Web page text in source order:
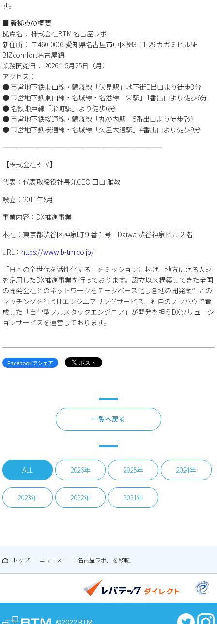
トップ ニュース 「名古屋ラボ」を移転
す。
■ 新拠点の概要
拠点名： 株式会社BTM 名古屋ラボ
新住所： 〒460-0003 愛知県名古屋市中区錦3-11-29 カガミビル5F
BIZcomfort名古屋錦
業務開始日： 2026年5月25日（月）
アクセス：
● 市営地下鉄東山線・鶴舞線「伏見駅」地下街E出口より徒歩3分
● 市営地下鉄東山線・名城線・名港線「栄駅」1番出口より徒歩6分
● 名鉄瀬戸線「栄町駅」より徒歩6分
● 市営地下鉄桜通線・鶴舞線「丸の内駅」5番出口より徒歩7分
● 市営地下鉄桜通線・名城線「久屋大通駅」4番出口より徒歩9分
—————————————————————————————
【株式会社BTM】
代表：代表取締役社長兼CEO 田口 雅教
設立：2011年8月
事業内容：DX推進事業
本社：東京都渋谷区神泉町９番１号 Daiwa 渋谷神泉ビル２階
URL： https://www.b-tm.co.jp/
「日本の全世代を活性化する」をミッションに掲げ、地方に眠る人財
を活用したDX推進事業を行っております。設立以来構築してきた全国
の開発会社とのネットワークをデータベース化し各地の開発案件との
マッチングを行うITエンジニアリングサービス、独自のノウハウで育
成した「自律型フルスタックエンジニア」が開発を担うDXソリューシ
ョンサービスを運営しております。
Facebookでシェア
一覧へ戻る
ALL 2026年 2025年 2024年
2023年 2022年 2021年
©2022 BTM,